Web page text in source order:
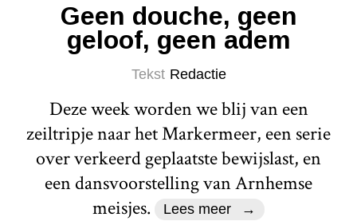
Geen douche, geen
geloof, geen adem
Tekst Redactie
Deze week worden we blij van een
zeiltripje naar het Markermeer, een serie
over verkeerd geplaatste bewijslast, en
een dansvoorstelling van Arnhemse
meisjes.
Lees meer